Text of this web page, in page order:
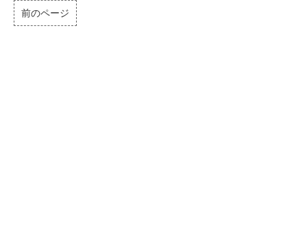
前のページ